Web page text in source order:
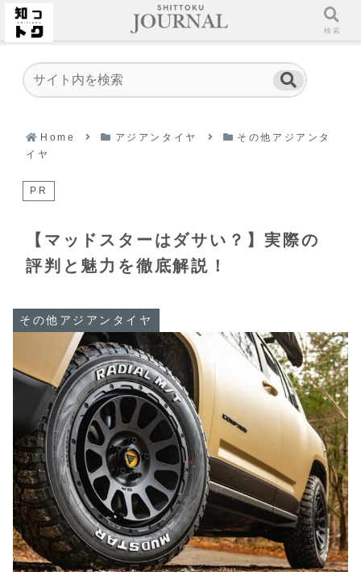
Home アジアンタイヤ
その他アジアンタ
イヤ
PR
【マッドスターはダサい？】実際の
評判と魅力を徹底解説！
その他アジアンタイヤ
ホーム 検索